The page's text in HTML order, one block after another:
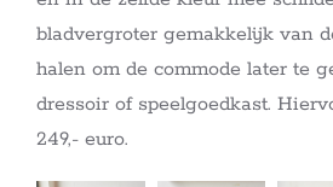
bladvergroter gemakkelijk van
halen om de commode later te
dressoir of speelgoedkast.
249,- euro.